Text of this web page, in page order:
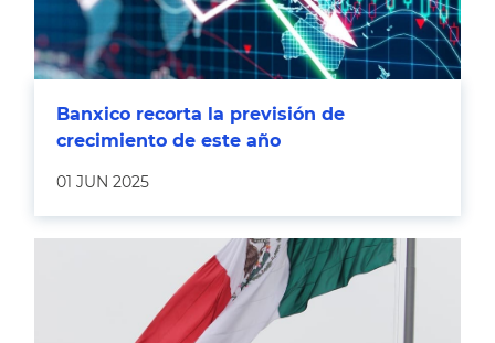
Banxico recorta la previsión de
crecimiento de este año
01 JUN 2025